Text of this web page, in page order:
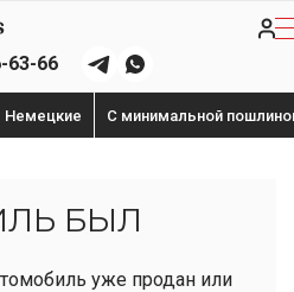
63-66
Немецкие С минимальной
БЫЛ
уже продан или